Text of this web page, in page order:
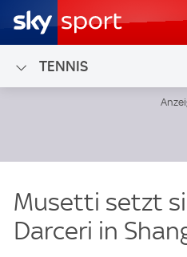
TENNIS
Musetti setzt
Darceri in